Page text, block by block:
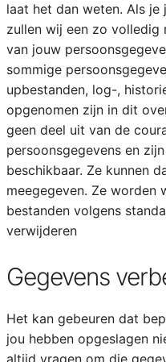
laat het dan weten. Als
zullen wij een zo volledig
van jouw
sommige
upbestanden, log-,
opgenomen zijn in dit
geen deel uit van de
persoonsgegevens en
beschikbaar. Ze kunnen
meegegeven. Ze worden
bestanden volgens
verwijderen
Gegevens
Het kan gebeuren dat
jou hebben opgeslagen
altijd vragen om die